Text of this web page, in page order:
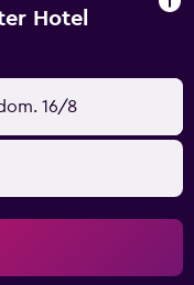
mineral y a 3 minutos
Hotel
16/8